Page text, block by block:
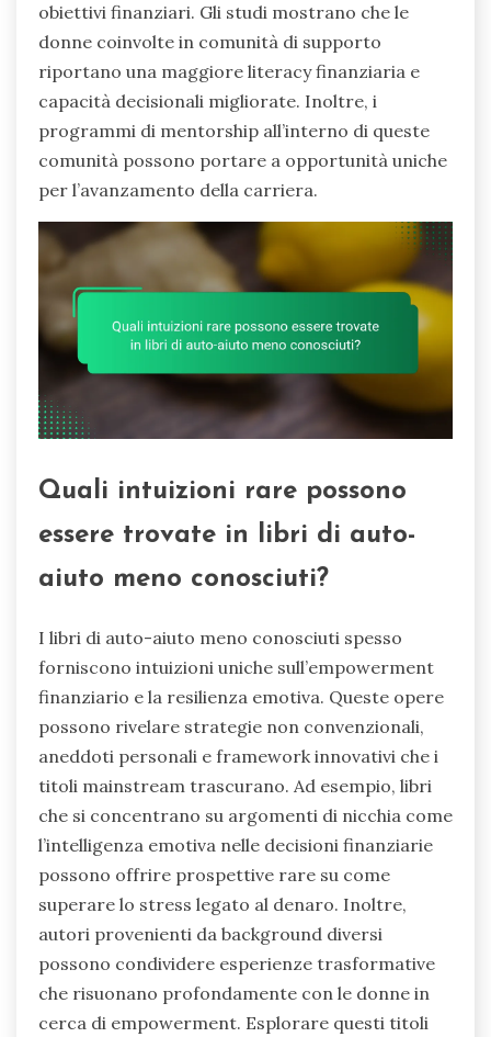
obiettivi finanziari. Gli studi mostrano che le
donne coinvolte in comunità di supporto
riportano una maggiore literacy finanziaria e
capacità decisionali migliorate. Inoltre, i
programmi di mentorship all’interno di queste
comunità possono portare a opportunità uniche
per l’avanzamento della carriera.
Quali intuizioni rare possono
essere trovate in libri di auto-
aiuto meno conosciuti?
I libri di auto-aiuto meno conosciuti spesso
forniscono intuizioni uniche sull’empowerment
finanziario e la resilienza emotiva. Queste opere
possono rivelare strategie non convenzionali,
aneddoti personali e framework innovativi che i
titoli mainstream trascurano. Ad esempio, libri
che si concentrano su argomenti di nicchia come
l’intelligenza emotiva nelle decisioni finanziarie
possono offrire prospettive rare su come
superare lo stress legato al denaro. Inoltre,
autori provenienti da background diversi
possono condividere esperienze trasformative
che risuonano profondamente con le donne in
cerca di empowerment. Esplorare questi titoli